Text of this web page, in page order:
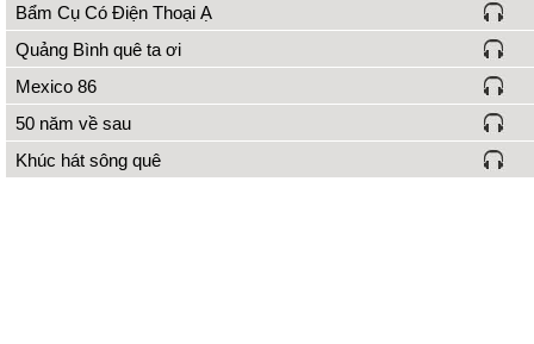
Bẩm Cụ Có Điện Thoại Ạ
Quảng Bình quê ta ơi
Mexico 86
50 năm về sau
Khúc hát sông quê